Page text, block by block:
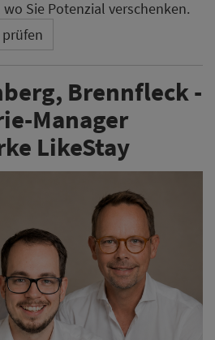
Sie Potenzial verschenken.
Brennfleck -
Manager
LikeStay